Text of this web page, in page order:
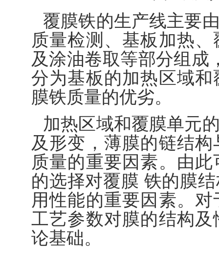
覆膜铁的生产线主要
质量检测、基板加热
及涂油卷取等部分组成
分为基板的加热区域
膜铁质量的优劣。
加热区域和覆膜单元
及形变，薄膜的链结
质量的重要因素。由
的选择对覆膜 铁的膜
用性能的重要因素。
工艺参数对膜的结构
论基础。